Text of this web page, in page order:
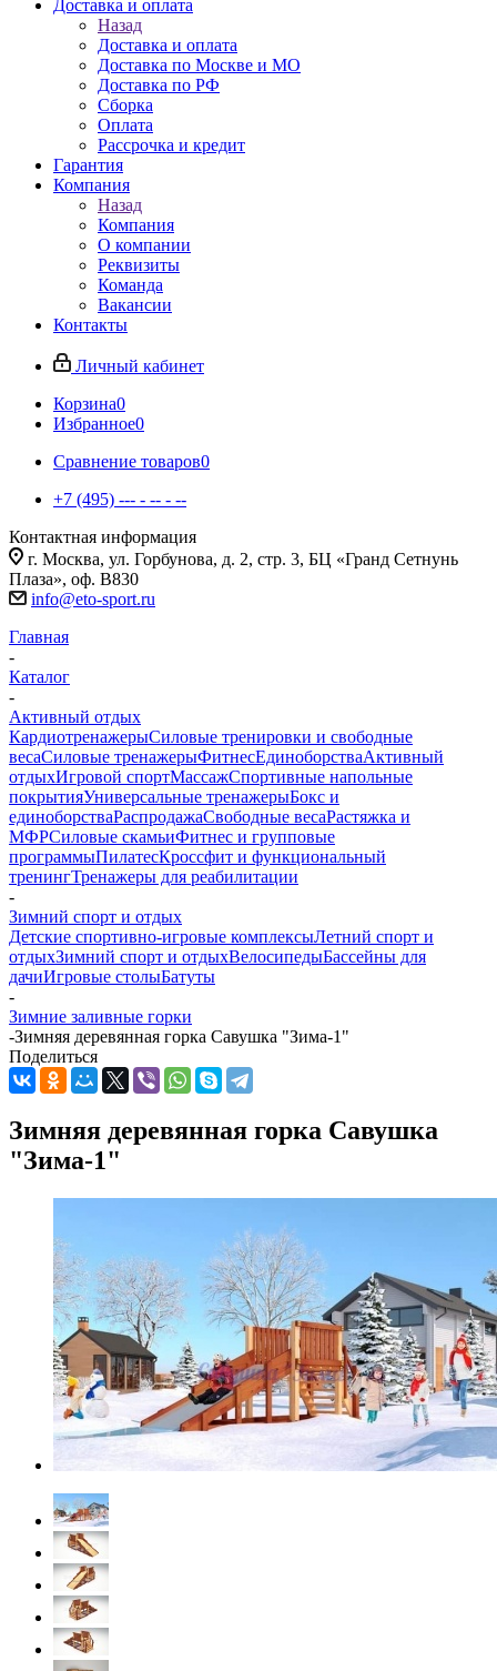
Доставка и оплата
Назад
Доставка и оплата
Доставка по Москве и МО
Доставка по РФ
Сборка
Оплата
Рассрочка и кредит
Гарантия
Компания
Назад
Компания
О компании
Реквизиты
Команда
Вакансии
Контакты
Личный кабинет
Корзина0
Избранное0
Сравнение товаров0
+7 (495) --- - -- - --
Контактная информация
г. Москва, ул. Горбунова, д. 2, стр. 3, БЦ «Гранд Сетнунь
Плаза», оф. В830
info@eto-sport.ru
Главная
-
Каталог
-
Активный отдых
КардиотренажерыСиловые тренировки и свободные
весаСиловые тренажерыФитнесЕдиноборстваАктивный
отдыхИгровой спортМассажСпортивные напольные
покрытияУниверсальные тренажерыБокс и
единоборстваРаспродажаСвободные весаРастяжка и
МФРСиловые скамьиФитнес и групповые
программыПилатесКроссфит и функциональный
тренингТренажеры для реабилитации
-
Зимний спорт и отдых
Детские спортивно-игровые комплексыЛетний спорт и
отдыхЗимний спорт и отдыхВелосипедыБассейны для
дачиИгровые столыБатуты
-
Зимние заливные горки
-Зимняя деревянная горка Савушка "Зима-1"
Поделиться
Зимняя деревянная горка Савушка
"Зима-1"